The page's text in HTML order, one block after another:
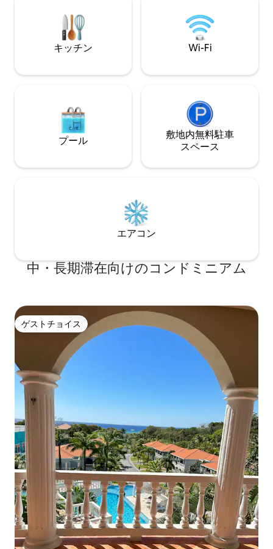
高のロケーション
で、休息、仕事、
い！
キッチン Wi-Fi
プール
敷地内無料駐⁠車
ス⁠ペ⁠ー⁠ス
エアコン
中・長期滞在向けのコンドミニアム
ゲストチョイス
ゲストチョイス